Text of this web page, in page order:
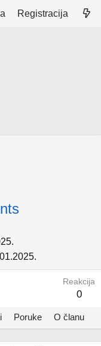
Registracija
Reakcija
0
Poruke O članu